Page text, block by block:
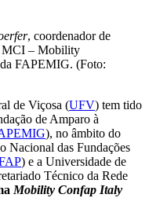
, coordenador de
MCI – Mobility
FAPEMIG. (Foto:
de Viçosa (UFV) tem tido
de Amparo à
), no âmbito do
Nacional das Fundações
) e a Universidade de
Técnico da Rede
Mobility Confap Italy